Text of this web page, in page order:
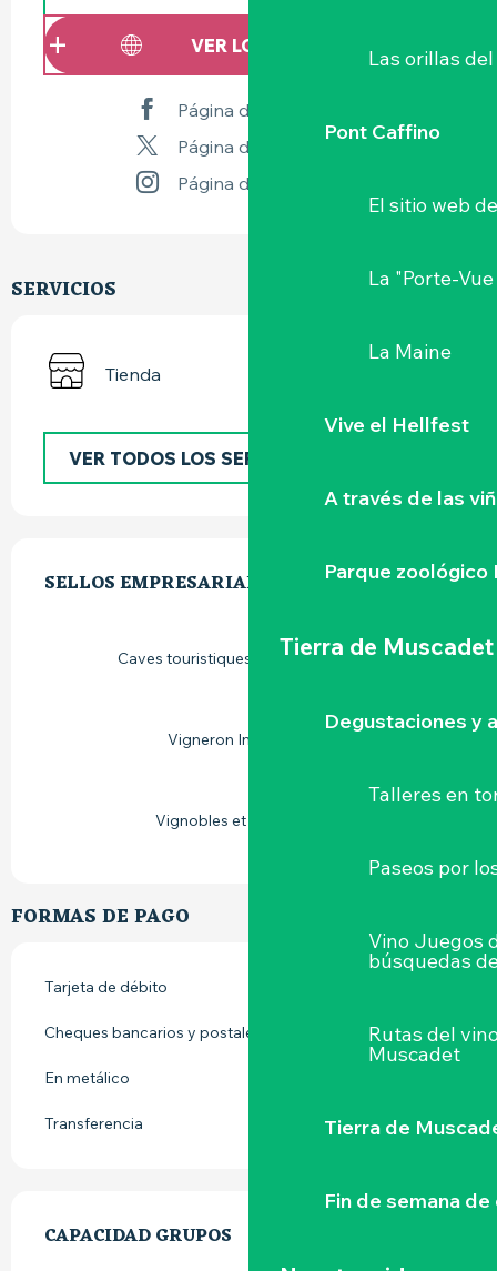
Las orillas
Pont Caffino
El sitio web
La "Porte-Vue
La Maine
Vive el Hellfest
A través de las
Parque zoológico
Tierra de Muscadet
Degustaciones y
Talleres en
Paseos por
Vino Juegos
búsquedas
Rutas del
Muscadet
Tierra de
Fin de semana
VER LOS SITIOS WEB
Página de Facebook
Página de X
Página de Instagram
SERVICIOS
Tienda
VER TODOS LOS SERVICIOS
OFERTA DE PRESTACIONES
SELLOS EMPRESARIALES
SELLOS EMPRESARIALES
Caves touristiques vignoble de Loire
Vigneron Indépendant
Vignobles et découvertes
FORMAS DE PAGO
Tarjeta de débito
Cheques bancarios y postales
En metálico
Transferencia
CAPACIDAD GRUPOS
CAPACIDAD GRUPOS